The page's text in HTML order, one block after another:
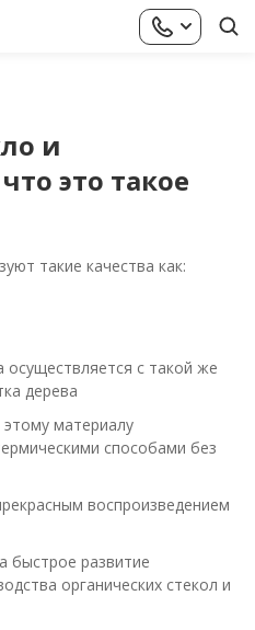
и
это такое
такие качества как:
осуществляется с такой же
дерева
материалу
способами без
воспроизведением
быстрое развитие
органических стекол и